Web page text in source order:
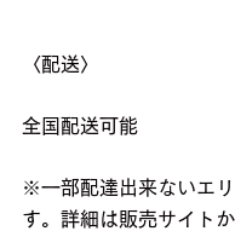
〈配送〉
全国配送可能
※一部配達出来ないエ
す。詳細は販売サイト